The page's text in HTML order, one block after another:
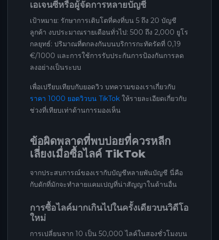
เอเจนซีหรือผู้จัดการหลายบัญชี
เป้าหมาย: รักษาการเติบโตที่คงที่บน 5 ถึง 20 บัญชี
ลูกค้า งบประมาณรายเดือนทั่วไป: 500 ถึง 2,000 ยูโร
กลยุทธ์: ปริมาณที่ตกลงกันบนบริการกะทัดรัดที่ 0,19
€/1000 และการใช้การรับประกันการป้องกันการลด
ลงอย่างเป็นระบบ
เพื่อเปรียบเทียบกับยอดวิว บทความของเราเกี่ยวกับ
ราคา 1000 ยอดวิวบน TikTok ให้รายละเอียดเกี่ยวกับ
ช่วงที่เทียบเท่าด้านการมองเห็น
ข้อผิดพลาดที่พบบ่อยที่ควรหลีก
เลี่ยงเมื่อซื้อไลค์ TikTok
จากประสบการณ์ของเรากับบัญชีหลายพันบัญชี นี่คือ
กับดักที่มักจะทำลายแคมเปญที่น่าสัญญาในด้านอื่น
การซื้อไลค์มากเกินไปในครั้งเดียวบนวิดีโอ
ใหม่
การเปลี่ยนจาก 10 เป็น 50,000 ไลค์ในสองชั่วโมงบน